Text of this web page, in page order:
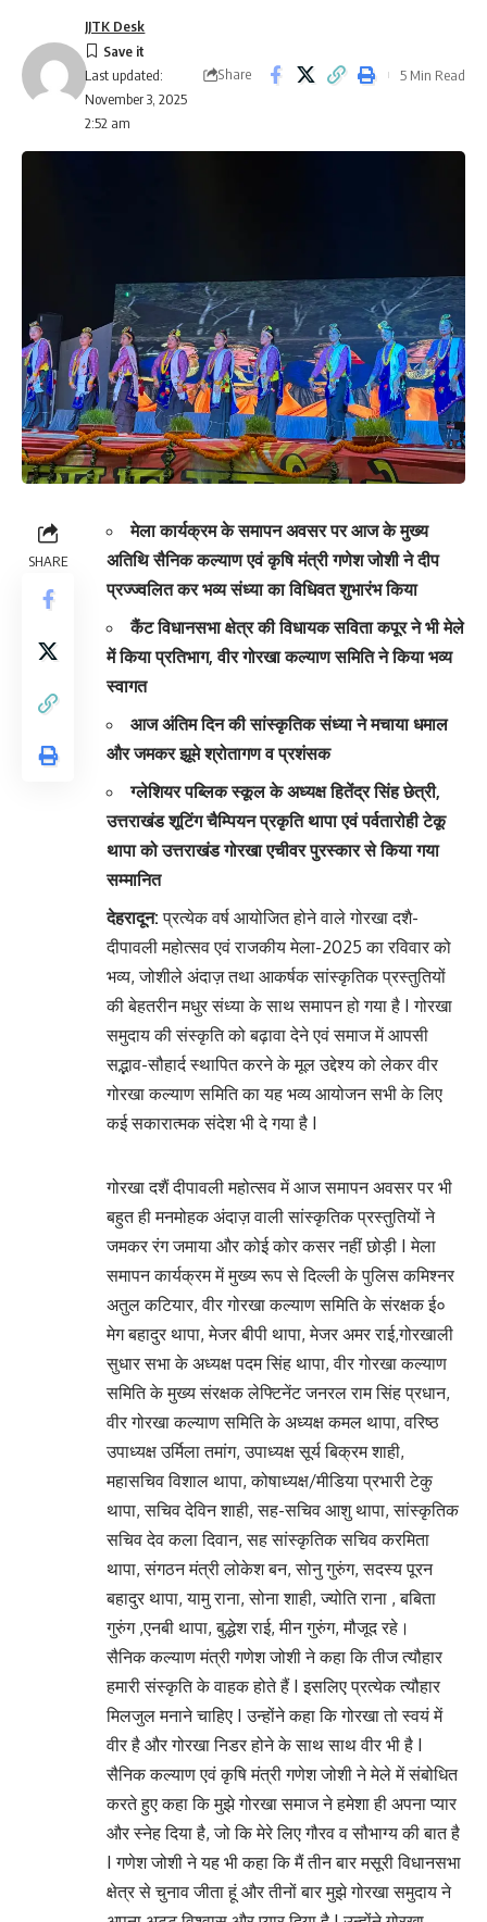
Last updated:
November 3, 2025
2:52 am
JJTK Desk
Share 5 Min Read
SHARE
मेला कार्यक्रम के समापन अवसर पर आज के मुख्य
अतिथि सैनिक कल्याण एवं कृषि मंत्री गणेश जोशी ने दीप
प्रज्ज्वलित कर भव्य संध्या का विधिवत शुभारंभ किया
कैंट विधानसभा क्षेत्र की विधायक सविता कपूर ने भी मेले
में किया प्रतिभाग, वीर गोरखा कल्याण समिति ने किया भव्य
स्वागत
आज अंतिम दिन की सांस्कृतिक संध्या ने मचाया धमाल
और जमकर झूमे श्रोतागण व प्रशंसक
ग्लेशियर पब्लिक स्कूल के अध्यक्ष हितेंद्र सिंह छेत्री,
उत्तराखंड शूटिंग चैम्पियन प्रकृति थापा एवं पर्वतारोही टेकू
थापा को उत्तराखंड गोरखा एचीवर पुरस्कार से किया गया
सम्मानित
देहरादून: प्रत्येक वर्ष आयोजित होने वाले गोरखा दशै-
दीपावली महोत्सव एवं राजकीय मेला-2025 का रविवार को
भव्य, जोशीले अंदाज़ तथा आकर्षक सांस्कृतिक प्रस्तुतियों
की बेहतरीन मधुर संध्या के साथ समापन हो गया है I गोरखा
समुदाय की संस्कृति को बढ़ावा देने एवं समाज में आपसी
सद्भाव-सौहार्द स्थापित करने के मूल उद्देश्य को लेकर वीर
गोरखा कल्याण समिति का यह भव्य आयोजन सभी के लिए
कई सकारात्मक संदेश भी दे गया है I
गोरखा दशैं दीपावली महोत्सव में आज समापन अवसर पर भी
बहुत ही मनमोहक अंदाज़ वाली सांस्कृतिक प्रस्तुतियों ने
जमकर रंग जमाया और कोई कोर कसर नहीं छोड़ी I मेला
समापन कार्यक्रम में मुख्य रूप से दिल्ली के पुलिस कमिश्नर
अतुल कटियार, वीर गोरखा कल्याण समिति के संरक्षक ई०
मेग बहादुर थापा, मेजर बीपी थापा, मेजर अमर राई,गोरखाली
सुधार सभा के अध्यक्ष पदम सिंह थापा, वीर गोरखा कल्याण
समिति के मुख्य संरक्षक लेफ्टिनेंट जनरल राम सिंह प्रधान,
वीर गोरखा कल्याण समिति के अध्यक्ष कमल थापा, वरिष्ठ
उपाध्यक्ष उर्मिला तमांग, उपाध्यक्ष सूर्य बिक्रम शाही,
महासचिव विशाल थापा, कोषाध्यक्ष/मीडिया प्रभारी टेकु
थापा, सचिव देविन शाही, सह-सचिव आशु थापा, सांस्कृतिक
सचिव देव कला दिवान, सह सांस्कृतिक सचिव करमिता
थापा, संगठन मंत्री लोकेश बन, सोनु गुरुंग, सदस्य पूरन
बहादुर थापा, यामु राना, सोना शाही, ज्योति राना , बबिता
गुरुंग ,एनबी थापा, बुद्धेश राई, मीन गुरुंग, मौजूद रहे।
सैनिक कल्याण मंत्री गणेश जोशी ने कहा कि तीज त्यौहार
हमारी संस्कृति के वाहक होते हैं I इसलिए प्रत्येक त्यौहार
मिलजुल मनाने चाहिए I उन्होंने कहा कि गोरखा तो स्वयं में
वीर है और गोरखा निडर होने के साथ साथ वीर भी है I
सैनिक कल्याण एवं कृषि मंत्री गणेश जोशी ने मेले में संबोधित
करते हुए कहा कि मुझे गोरखा समाज ने हमेशा ही अपना प्यार
और स्नेह दिया है, जो कि मेरे लिए गौरव व सौभाग्य की बात है
I गणेश जोशी ने यह भी कहा कि मैं तीन बार मसूरी विधानसभा
क्षेत्र से चुनाव जीता हूं और तीनों बार मुझे गोरखा समुदाय ने